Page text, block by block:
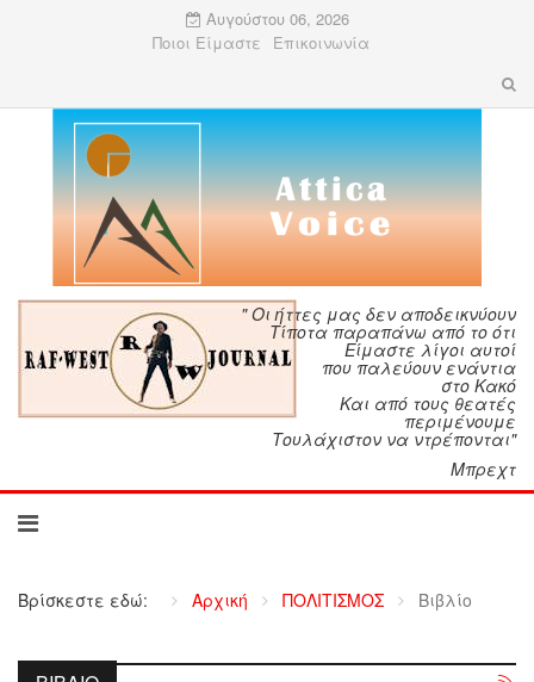
Αυγούστου 06, 2026
Ποιοι Είμαστε
Επικοινωνία
" Οι ήττες μας δεν αποδεικνύουν
Τίποτα παραπάνω από το ότι
Είμαστε λίγοι αυτοί
που παλεύουν ενάντια
στο Κακό
Και από τους θεατές
περιμένουμε
Τουλάχιστον να ντρέπονται"
Μπρεχτ
Βρίσκεστε εδώ: Αρχική ΠΟΛΙΤΙΣΜΟΣ Βιβλίο